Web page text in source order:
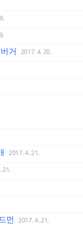
거 2017. 4. 20.
2017. 4. 21.
21.
먼 2017. 4. 21.